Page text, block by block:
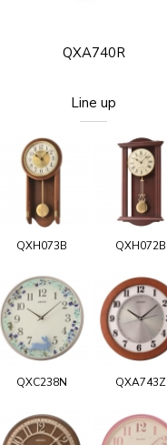
QXA740R
Line up
QXH073B QXH072B
QXC238N QXA743Z